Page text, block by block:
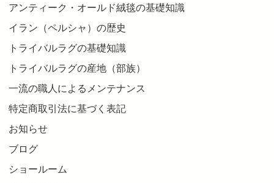
アンティーク・オールド絨毯の基礎知識
イラン（ペルシャ）の歴史
トライバルラグの基礎知識
トライバルラグの産地（部族）
一流の職人によるメンテナンス
特定商取引法に基づく表記
お知らせ
ブログ
ショールーム